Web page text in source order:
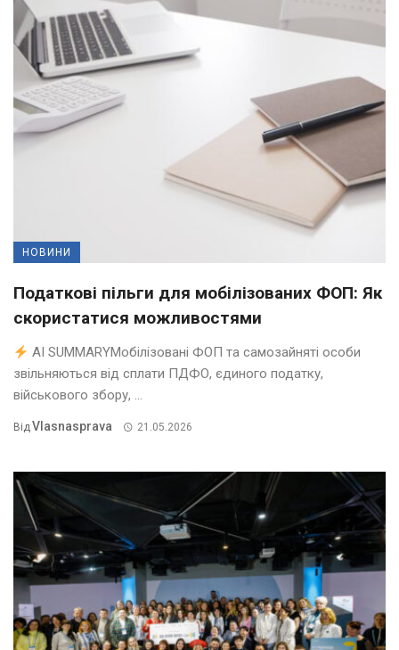
НОВИНИ
Податкові пільги для мобілізованих ФОП: Як
скористатися можливостями
AI SUMMARYМобілізовані ФОП та самозайняті особи
звільняються від сплати ПДФО, єдиного податку,
військового збору, ...
ВідVlasnasprava 21.05.2026